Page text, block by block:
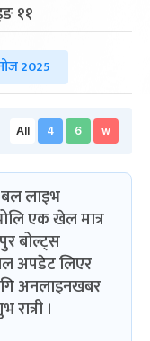
११
2025
All 4 6 w
लाइभ
एक खेल मात्र
बोल्ट्स
अपडेट लिएर
अनलाइनखबर
।